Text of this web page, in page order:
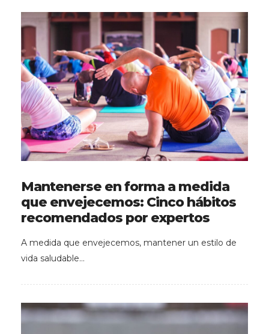
Mantenerse en forma a medida
que envejecemos: Cinco hábitos
recomendados por expertos
A medida que envejecemos, mantener un estilo de
vida saludable…